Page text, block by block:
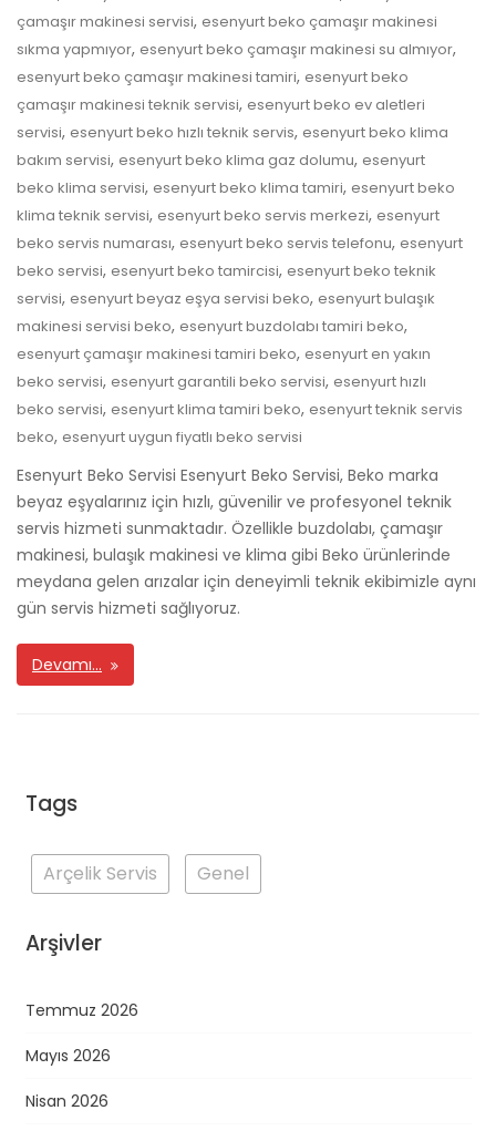
çamaşır makinesi servisi, esenyurt beko çamaşır makinesi
sıkma yapmıyor, esenyurt beko çamaşır makinesi su almıyor,
esenyurt beko çamaşır makinesi tamiri, esenyurt beko
çamaşır makinesi teknik servisi, esenyurt beko ev aletleri
servisi, esenyurt beko hızlı teknik servis, esenyurt beko klima
bakım servisi, esenyurt beko klima gaz dolumu, esenyurt
beko klima servisi, esenyurt beko klima tamiri, esenyurt beko
klima teknik servisi, esenyurt beko servis merkezi, esenyurt
beko servis numarası, esenyurt beko servis telefonu, esenyurt
beko servisi, esenyurt beko tamircisi, esenyurt beko teknik
servisi, esenyurt beyaz eşya servisi beko, esenyurt bulaşık
makinesi servisi beko, esenyurt buzdolabı tamiri beko,
esenyurt çamaşır makinesi tamiri beko, esenyurt en yakın
beko servisi, esenyurt garantili beko servisi, esenyurt hızlı
beko servisi, esenyurt klima tamiri beko, esenyurt teknik servis
beko, esenyurt uygun fiyatlı beko servisi
Esenyurt Beko Servisi Esenyurt Beko Servisi, Beko marka
beyaz eşyalarınız için hızlı, güvenilir ve profesyonel teknik
servis hizmeti sunmaktadır. Özellikle buzdolabı, çamaşır
makinesi, bulaşık makinesi ve klima gibi Beko ürünlerinde
meydana gelen arızalar için deneyimli teknik ekibimizle aynı
gün servis hizmeti sağlıyoruz.
Devamı…
Tags
Arçelik Servis Genel
Arşivler
Temmuz 2026
Mayıs 2026
Nisan 2026